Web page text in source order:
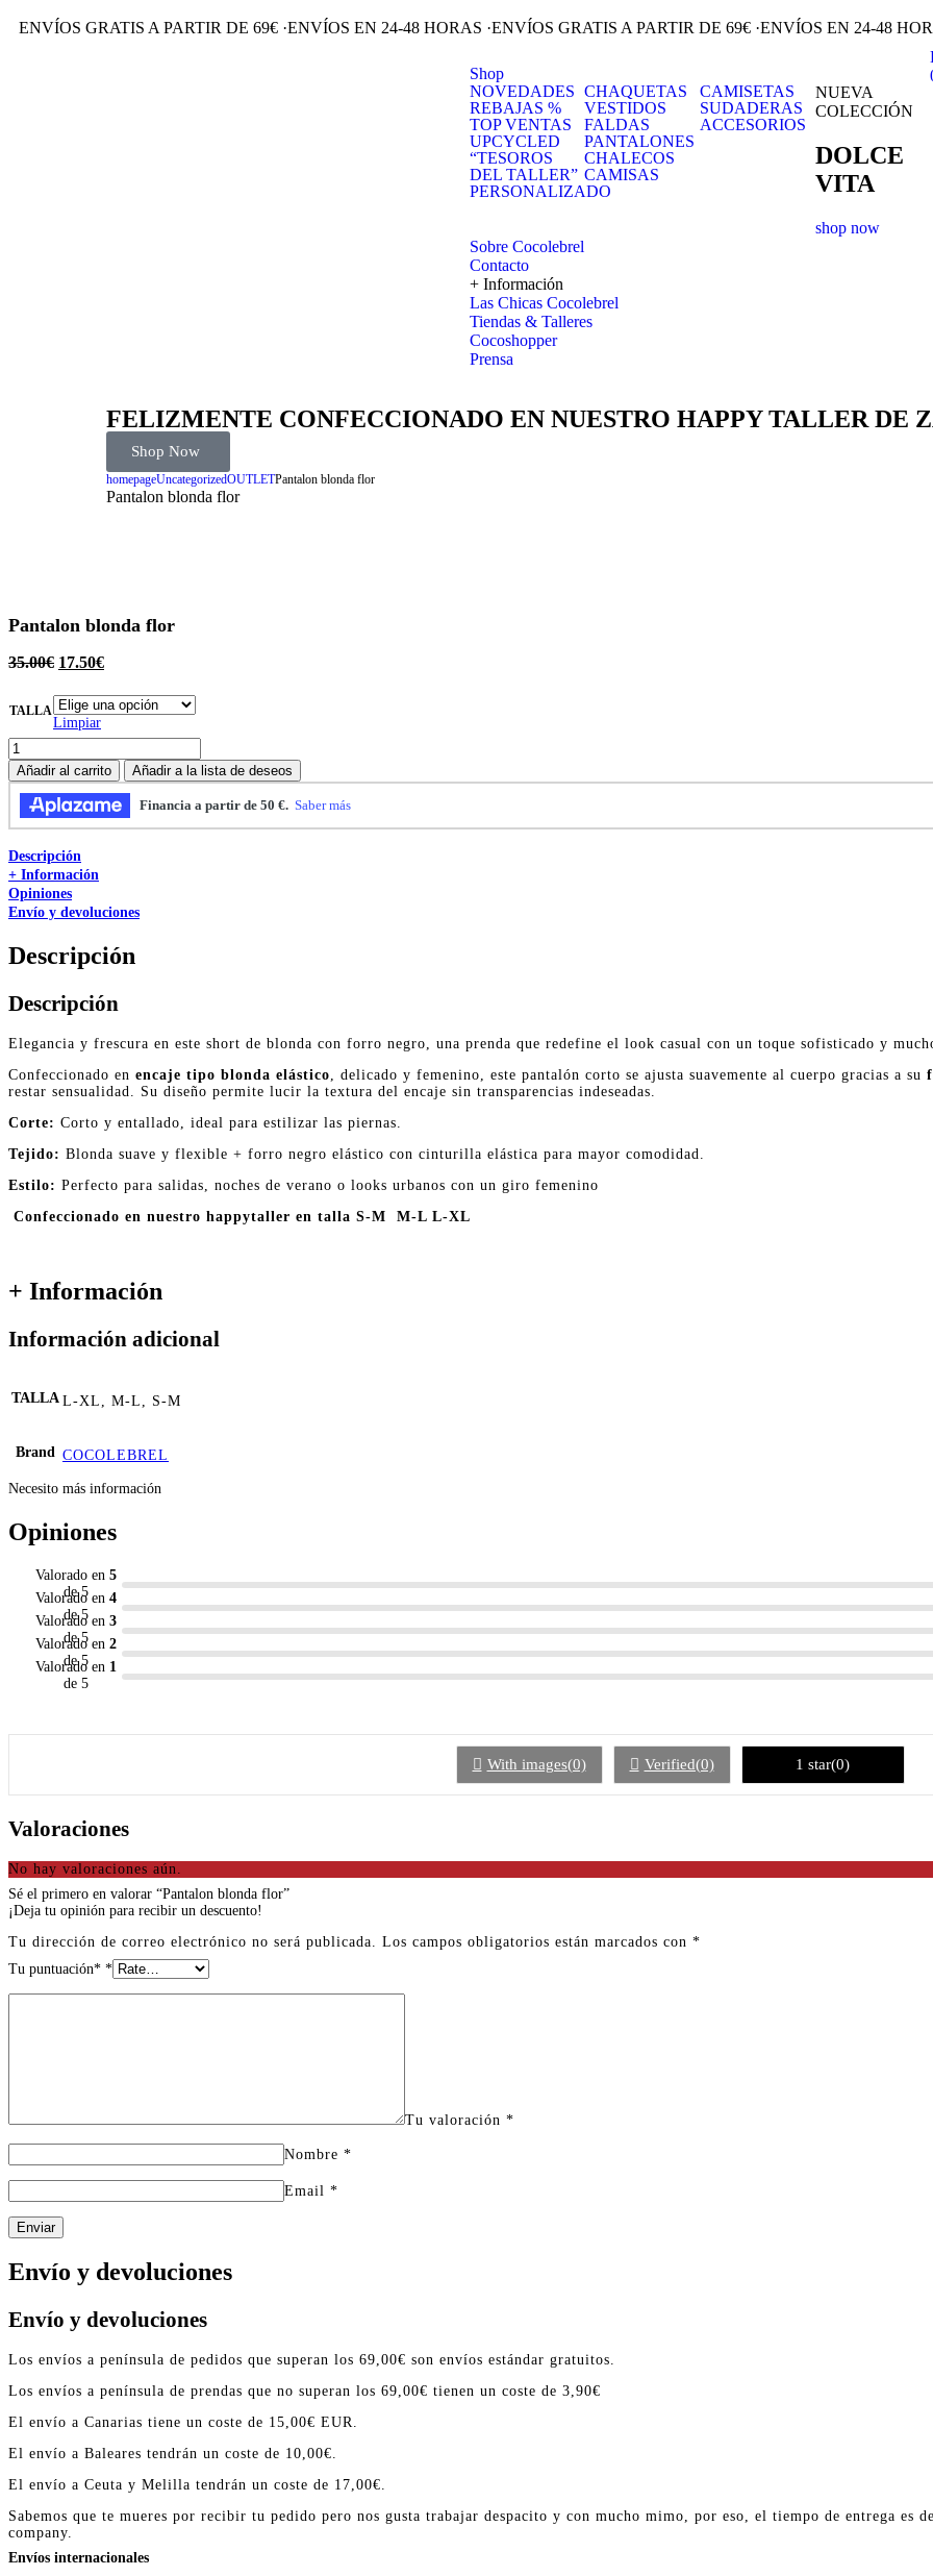
ENVÍOS GRATIS A PARTIR DE 69€ ·ENVÍOS EN 24-48 HORAS ·ENVÍOS GRATIS A PARTIR DE 69€ ·ENVÍOS EN 24-48
Shop
NOVEDADES
REBAJAS %
TOP VENTAS
UPCYCLED
“TESOROS
DEL TALLER”
PERSONALIZADO
CHAQUETAS
VESTIDOS
FALDAS
PANTALONES
CHALECOS
CAMISAS
CAMISETAS
SUDADERAS
ACCESORIOS
NUEVA
COLECCIÓN
DOLCE
VITA
shop now
Sobre Cocolebrel
Contacto
+ Información
Las Chicas Cocolebrel
Tiendas & Talleres
Cocoshopper
Prensa
FELIZMENTE CONFECCIONADO EN NUESTRO HAPPY TALLER DE
Shop Now
homepageUncategorizedOUTLETPantalon blonda flor
Pantalon blonda flor
Pantalon blonda flor
35.00€ 17.50€
TALLA
Limpiar
Añadir al carrito Añadir a la lista de deseos
Descripción
+ Información
Opiniones
Envío y devoluciones
Descripción
Descripción
Elegancia y frescura en este short de blonda con forro negro, una prenda que redefine el look casual con un toque sofisticado y
Confeccionado en encaje tipo blonda elástico, delicado y femenino, este pantalón corto se ajusta suavemente al cuerpo gracias a su
restar sensualidad. Su diseño permite lucir la textura del encaje sin transparencias indeseadas.
Corte: Corto y entallado, ideal para estilizar las piernas.
Tejido: Blonda suave y flexible + forro negro elástico con cinturilla elástica para mayor comodidad.
Estilo: Perfecto para salidas, noches de verano o looks urbanos con un giro femenino
Confeccionado en nuestro happytaller en talla S-M M-L L-XL
+ Información
Información adicional
TALLA L-XL, M-L, S-M
Brand COCOLEBREL
Necesito más información
Opiniones
Valorado en 5
de 5
Valorado en 4
de 5
Valorado en 3
de 5
Valorado en 2
de 5
Valorado en 1
de 5
With images(0) Verified(0) 1 star(0)
Valoraciones
No hay valoraciones aún.
Sé el primero en valorar “Pantalon blonda flor”
¡Deja tu opinión para recibir un descuento!
Tu dirección de correo electrónico no será publicada.
Los campos obligatorios están marcados con *
Tu puntuación* *
Tu valoración *
Nombre *
Email *
Enviar
Envío y devoluciones
Envío y devoluciones
Los envíos a península de pedidos que superan los 69,00€ son envíos estándar gratuitos.
Los envíos a península de prendas que no superan los 69,00€ tienen un coste de 3,90€
El envío a Canarias tiene un coste de 15,00€ EUR.
El envío a Baleares tendrán un coste de 10,00€.
El envío a Ceuta y Melilla tendrán un coste de 17,00€.
Sabemos que te mueres por recibir tu pedido pero nos gusta trabajar despacito y con mucho mimo, por eso, el tiempo de entrega es
company.
Envíos internacionales